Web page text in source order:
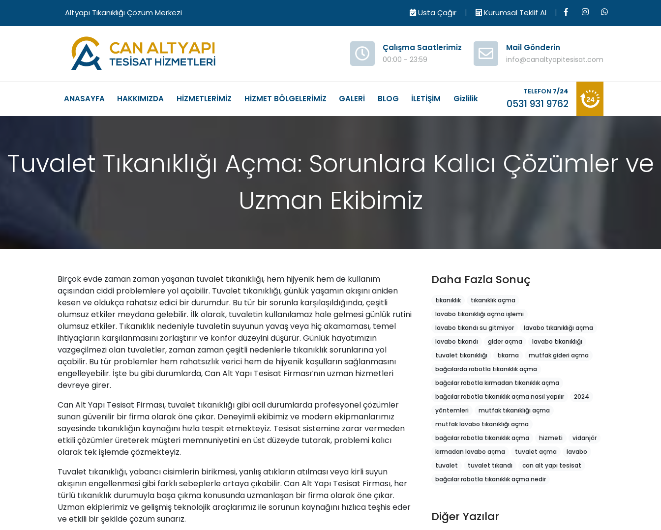
Altyapı Tıkanıklığı Çözüm Merkezi Usta Çağır | Kurumsal Teklif Al |
Çalışma Saatlerimiz
00:00 - 23:59
Mail Gönderin
info@canaltyapitesisat.com
ANASAYFA HAKKIMIZDA HİZMETLERİMİZ HİZMET BÖLGELERİMİZ GALERİ BLOG İLETİŞİM Gizlilik
TELEFON 7/24
0531 931 9762
Tuvalet Tıkanıklığı Açma: Sorunlara Kalıcı Çözümler ve
Uzman Ekibimiz
Birçok evde zaman zaman yaşanan tuvalet tıkanıklığı, hem hijyenik hem de kullanım
açısından ciddi problemlere yol açabilir. Tuvalet tıkanıklığı, günlük yaşamın akışını aniden
kesen ve oldukça rahatsız edici bir durumdur. Bu tür bir sorunla karşılaşıldığında, çeşitli
olumsuz etkiler meydana gelebilir. İlk olarak, tuvaletin kullanılamaz hale gelmesi günlük rutini
olumsuz etkiler. Tıkanıklık nedeniyle tuvaletin suyunun yavaş veya hiç akamaması, temel
ihtiyaçların karşılanmasını zorlaştırır ve konfor düzeyini düşürür. Günlük hayatımızın
vazgeçilmezi olan tuvaletler, zaman zaman çeşitli nedenlerle tıkanıklık sorunlarına yol
açabilir. Bu tür problemler hem rahatsızlık verici hem de hijyenik koşulların sağlanmasını
engelleyebilir. İşte bu gibi durumlarda,Can Alt Yapı Tesisat Firması’nın uzman hizmetleri
devreye girer.
Can Alt Yapı Tesisat Firması, tuvalet tıkanıklığı gibi acil durumlarda profesyonel çözümler
sunan güvenilir bir firma olarak öne çıkar. Deneyimli ekibimiz ve modern ekipmanlarımız
sayesinde tıkanıklığın kaynağını hızla tespit etmekteyiz. Tesisat sistemine zarar vermeden
etkili çözümler üreterek müşteri memnuniyetini en üst düzeyde tutarak, problemi kalıcı
olarak tek işlemde çözmekteyiz.
Tuvalet tıkanıklığı, yabancı cisimlerin birikmesi, yanlış atıkların atılması veya kirli suyun
akışının engellenmesi gibi farklı sebeplerle ortaya çıkabilir. Can Alt Yapı Tesisat Firması, her
türlü tıkanıklık durumuyla başa çıkma konusunda uzmanlaşan bir firma olarak öne çıkar.
Uzman ekiplerimiz ve gelişmiş teknolojik araçlarımız ile sorunun kaynağını hızlıca teşhis eder
ve etkili bir şekilde çözüm sunarız.
Daha Fazla Sonuç
tıkanıklık
tıkanıklık açma
lavabo tıkanıklığı açma işlemi
lavabo tıkandı su gitmiyor
lavabo tıkanıklığı açma
lavabo tıkandı
gider açma
lavabo tıkanıklığı
tuvalet tıkanıklığı
tıkama
mutfak gideri açma
bağcılarda robotla tıkanıklık açma
bağcılar robotla kırmadan tıkanıklık açma
bağcılar robotla tıkanıklık açma nasıl yapılır
2024
yöntemleri
mutfak tıkanıklığı açma
mutfak lavabo tıkanıklığı açma
bağcılar robotla tıkanıklık açma
hizmeti
vidanjör
kırmadan lavabo açma
tuvalet açma
lavabo
tuvalet
tuvalet tıkandı
can alt yapı tesisat
bağcılar robotla tıkanıklık açma nedir
Diğer Yazılar